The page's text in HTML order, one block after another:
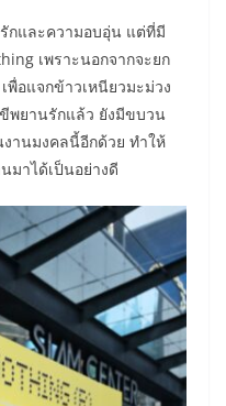
กและความอบอุ่น แต่ที่มี
เพราะนอกจากจะยก
เพื่อแจกข้าวเหนียวมะม่วง
พยานรักแล้ว ยังมีขบวน
านมงคลนี้อีกด้วย ทำให้
มาได้เป็นอย่างดี